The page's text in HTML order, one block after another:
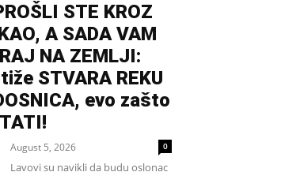
STE KROZ
A SADA VAM
NA ZEMLJI:
STVARA REKU
evo zašto
August 5, 2026 0
Lavovi su navikli da budu oslonac